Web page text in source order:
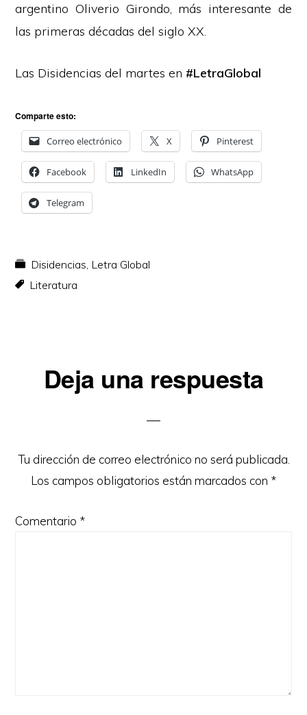
argentino Oliverio Girondo, más interesante de
las primeras décadas del siglo XX.
Las Disidencias del martes en #LetraGlobal
Comparte esto:
Correo electrónico X Pinterest
Facebook LinkedIn WhatsApp
Telegram
Disidencias, Letra Global
Literatura
Interacciones
lectores
Deja una respuesta
Tu dirección de correo electrónico no será publicada.
Los campos obligatorios están marcados con *
Comentario *